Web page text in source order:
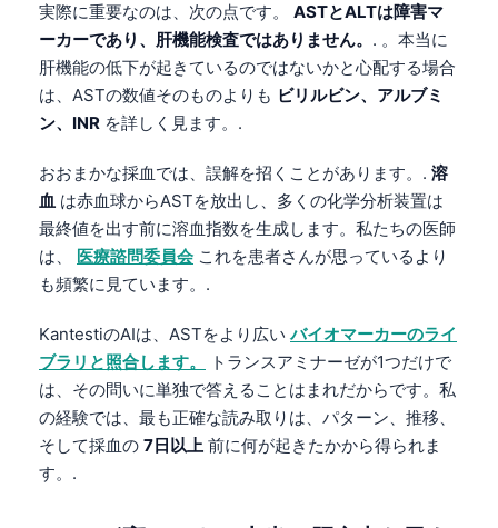
実際に重要なのは、次の点です。 ASTとALTは障害マ
ーカーであり、肝機能検査ではありません。 . 。本当に
肝機能の低下が起きているのではないかと心配する場合
は、ASTの数値そのものよりも ビリルビン、アルブミ
ン、INR を詳しく見ます。.
おおまかな採血では、誤解を招くことがあります。. 溶
血 は赤血球からASTを放出し、多くの化学分析装置は
最終値を出す前に溶血指数を生成します。私たちの医師
は、
医療諮問委員会 これを患者さんが思っているより
も頻繁に見ています。.
KantestiのAIは、ASTをより広いバイオマーカーのライ
ブラリと照合します。
トランスアミナーゼが1つだけで
は、その問いに単独で答えることはまれだからです。私
の経験では、最も正確な読み取りは、パターン、推移、
そして採血の 7日以上 前に何が起きたかから得られま
す。.